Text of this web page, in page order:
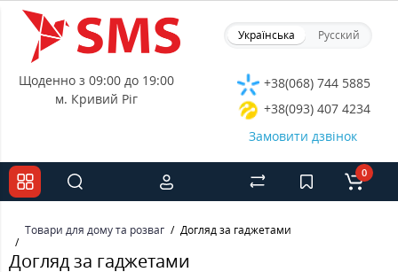
Українська Русский
Щоденно з 09:00 до 19:00
м. Кривий Ріг
+38(068) 744 5885
+38(093) 407 4234
Замовити дзвінок
0
Товари для дому та розваг Догляд за гаджетами
Догляд за гаджетами